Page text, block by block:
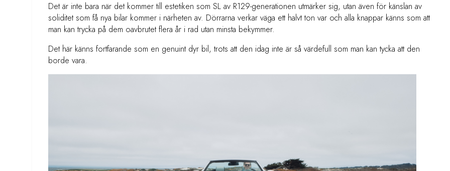
Det är inte bara när det kommer till estetiken som SL av R129-generationen utmärker sig, utan även för känslan av
soliditet som få nya bilar kommer i närheten av. Dörrarna verkar väga ett halvt ton var och alla knappar känns som att
man kan trycka på dem oavbrutet flera år i rad utan minsta bekymmer.
Det här känns fortfarande som en genuint dyr bil, trots att den idag inte är så värdefull som man kan tycka att den
borde vara.